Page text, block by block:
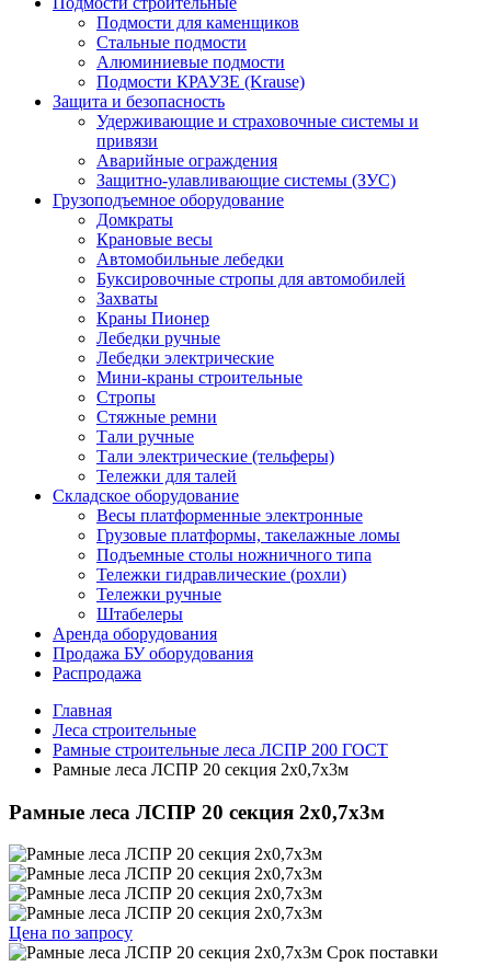
Подмости для каменщиков
Стальные подмости
Алюминиевые подмости
Подмости КРАУЗЕ (Krause)
Защита и безопасность
Удерживающие и страховочные системы и
привязи
Аварийные ограждения
Защитно-улавливающие системы (ЗУС)
Грузоподъемное оборудование
Домкраты
Крановые весы
Автомобильные лебедки
Буксировочные стропы для автомобилей
Захваты
Краны Пионер
Лебедки ручные
Лебедки электрические
Мини-краны строительные
Стропы
Стяжные ремни
Тали ручные
Тали электрические (тельферы)
Тележки для талей
Складское оборудование
Весы платформенные электронные
Грузовые платформы, такелажные ломы
Подъемные столы ножничного типа
Тележки гидравлические (рохли)
Тележки ручные
Штабелеры
Аренда оборудования
Продажа БУ оборудования
Распродажа
Главная
Леса строительные
Рамные строительные леса ЛСПР 200 ГОСТ
Рамные леса ЛСПР 20 секция 2х0,7х3м
Рамные леса ЛСПР 20 секция 2х0,7х3м
Цена по запросу
Срок поставки